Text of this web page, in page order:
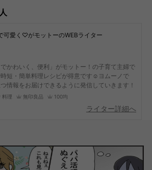
可愛く♡がモットーのWEBライター
かわいく、便利」がモットー！の子育て主婦で
短・簡単料理レシピが得意です☺︎ヨムーノで
情報をお届けできるように発信していきます！
料理 無印良品 100均
ライター詳細へ